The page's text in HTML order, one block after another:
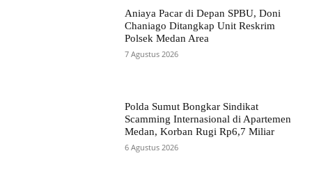
Aniaya Pacar di Depan SPBU, Doni
Chaniago Ditangkap Unit Reskrim
Polsek Medan Area
7 Agustus 2026
Polda Sumut Bongkar Sindikat
Scamming Internasional di Apartemen
Medan, Korban Rugi Rp6,7 Miliar
6 Agustus 2026